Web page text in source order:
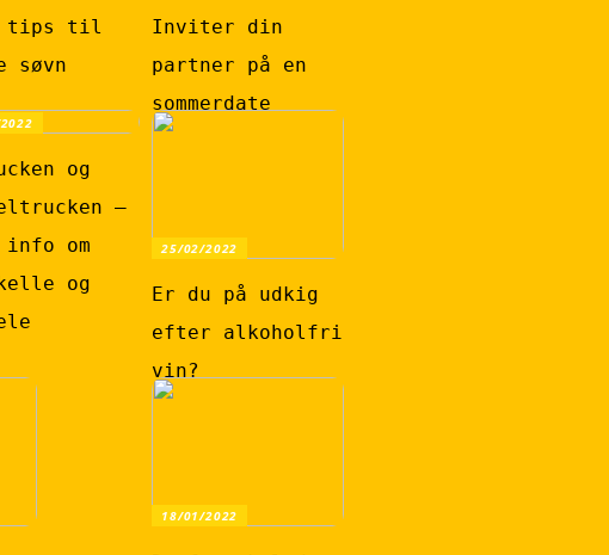
tips til
søvn
Inviter din
partner på en
sommerdate
og
–
om
og
25/02/2022
Er du på udkig
efter alkoholfri
vin?
18/01/2022